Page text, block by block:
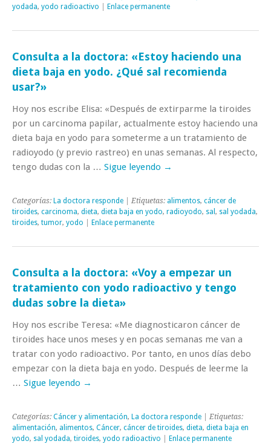
yodada, yodo radioactivo Enlace permanente
Consulta a la doctora: «Estoy haciendo una
dieta baja en yodo. ¿Qué sal recomienda
usar?»
Hoy nos escribe Elisa: «Después de extirparme la tiroides
por un carcinoma papilar, actualmente estoy haciendo una
dieta baja en yodo para someterme a un tratamiento de
radioyodo (y previo rastreo) en unas semanas. Al respecto,
tengo dudas con la … Sigue leyendo →
Categorías: La doctora responde | Etiquetas: alimentos, cáncer de
tiroides, carcinoma, dieta, dieta baja en yodo, radioyodo, sal , sal yodada,
tiroides, tumor, yodo Enlace permanente
Consulta a la doctora: «Voy a empezar un
tratamiento con yodo radioactivo y tengo
dudas sobre la dieta»
Hoy nos escribe Teresa: «Me diagnosticaron cáncer de
tiroides hace unos meses y en pocas semanas me van a
tratar con yodo radioactivo. Por tanto, en unos días debo
empezar con la dieta baja en yodo. Después de leerme la
… Sigue leyendo →
Categorías: Cáncer y alimentación, La doctora responde | Etiquetas:
alimentación, alimentos, Cáncer, cáncer de tiroides, dieta, dieta baja en
yodo, sal yodada, tiroides, yodo radioactivo Enlace permanente